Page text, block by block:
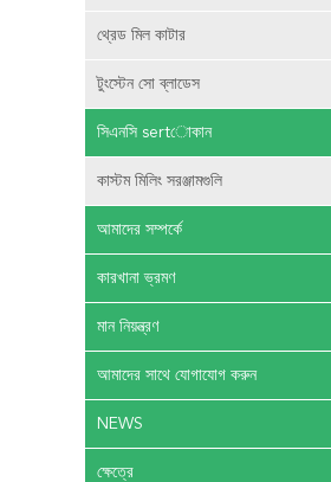
থ্রেড মিল কাটার
টুংস্টেন সো ব্লাডেস
সিএনসি sertোকান
কাস্টম মিলিং সরঞ্জামগুলি
আমাদের সম্পর্কে
কারখানা ভ্রমণ
মান নিয়ন্ত্রণ
আমাদের সাথে যোগাযোগ করুন
NEWS
ক্ষেত্রে